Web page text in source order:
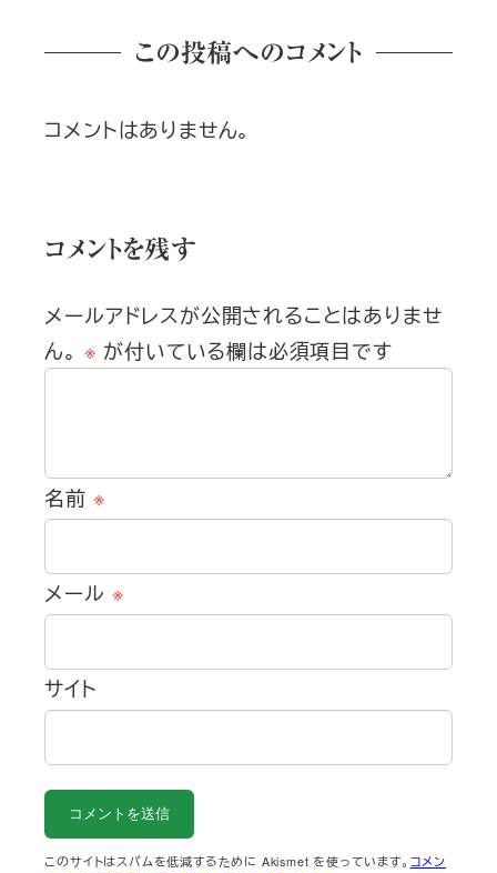
この投稿へのコメント
コメントはありません。
コメントを残す
メールアドレスが公開されることはありませ
ん。 ※ が付いている欄は必須項目です
名前 ※
メール ※
サイト
このサイトはスパムを低減するために Akismet を使っています。 コメン